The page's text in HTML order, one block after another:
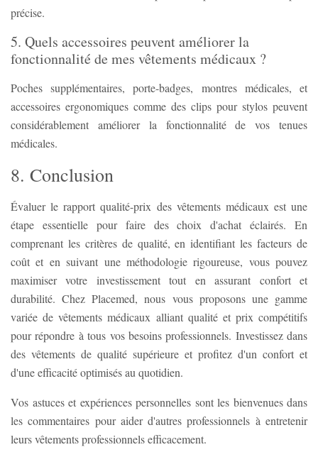
précise.
5. Quels accessoires peuvent améliorer la
fonctionnalité de mes vêtements médicaux ?
Poches supplémentaires, porte-badges, montres médicales, et
accessoires ergonomiques comme des clips pour stylos peuvent
considérablement améliorer la fonctionnalité de vos tenues
médicales.
8. Conclusion
Évaluer le rapport qualité-prix des vêtements médicaux est une
étape essentielle pour faire des choix d'achat éclairés. En
comprenant les critères de qualité, en identifiant les facteurs de
coût et en suivant une méthodologie rigoureuse, vous pouvez
maximiser votre investissement tout en assurant confort et
durabilité. Chez Placemed, nous vous proposons une gamme
variée de vêtements médicaux alliant qualité et prix compétitifs
pour répondre à tous vos besoins professionnels. Investissez dans
des vêtements de qualité supérieure et profitez d'un confort et
d'une efficacité optimisés au quotidien.
Vos astuces et expériences personnelles sont les bienvenues dans
les commentaires pour aider d'autres professionnels à entretenir
leurs vêtements professionnels efficacement.